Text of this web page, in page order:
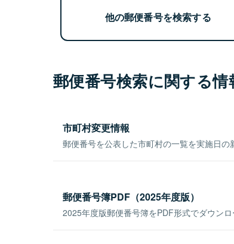
他の郵便番号を検索する
郵便番号検索に関する情
市町村変更情報
郵便番号を公表した市町村の一覧を実施日の
郵便番号簿PDF（2025年度版）
2025年度版郵便番号簿をPDF形式でダウンロ